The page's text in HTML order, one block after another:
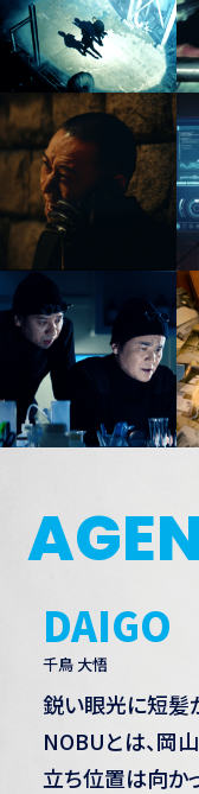
DAIGO
千鳥 大悟
鋭い眼光に短髪
NOBUとは、岡
立ち位置は向か